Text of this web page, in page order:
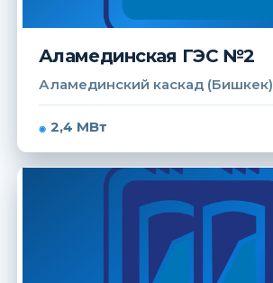
Аламединская ГЭС №2
Аламединский каскад (Бишкек)
2,4 МВт